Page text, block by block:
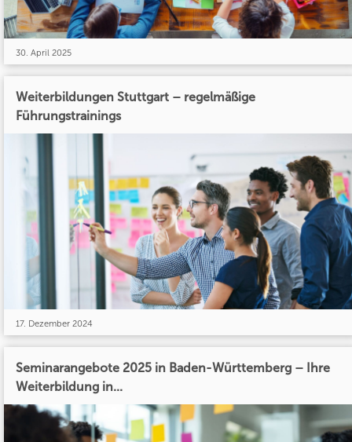
30. April 2025
Weiterbildungen Stuttgart – regelmäßige
Führungstrainings
17. Dezember 2024
Seminarangebote 2025 in Baden-Württemberg – Ihre
Weiterbildung in...